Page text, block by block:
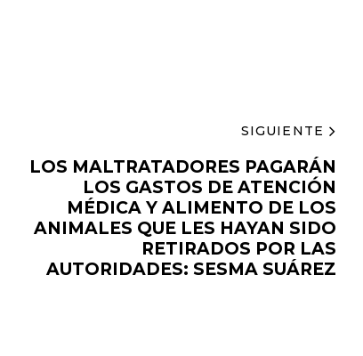
SIGUIENTE
LOS MALTRATADORES PAGARÁN
LOS GASTOS DE ATENCIÓN
MÉDICA Y ALIMENTO DE LOS
ANIMALES QUE LES HAYAN SIDO
RETIRADOS POR LAS
AUTORIDADES: SESMA SUÁREZ